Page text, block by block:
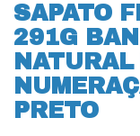
SAPATO
291G
PRETO